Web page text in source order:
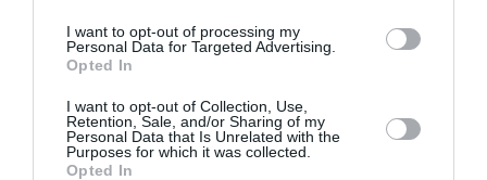
I want to opt-out of processing my
Personal Data for Targeted Advertising.
Opted In
I want to opt-out of Collection, Use,
Retention, Sale, and/or Sharing of my
Personal Data that Is Unrelated with the
Purposes for which it was collected.
Opted In
FAIRE UN DON
Soutenez Air Journal participez
à son
développement !